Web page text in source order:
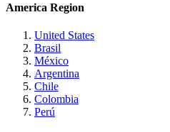
America Region
United States
Brasil
México
Argentina
Chile
Colombia
Perú